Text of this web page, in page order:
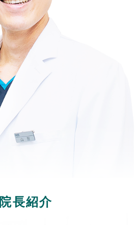
院長紹介